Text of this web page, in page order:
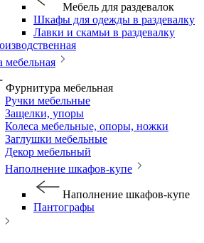
Мебель для раздевалок
Шкафы для одежды в раздевалку
Лавки и скамьи в раздевалку
мебельная
Фурнитура мебельная
Ручки мебельные
Защелки, упоры
Колеса мебельные, опоры, ножки
Заглушки мебельные
Декор мебельный
Наполнение шкафов-купе
Наполнение шкафов-купе
Пантографы